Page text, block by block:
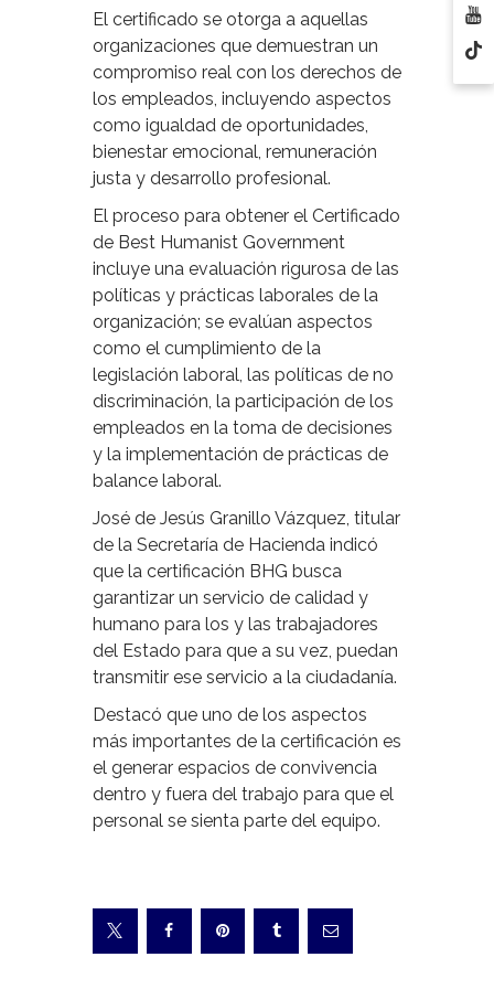
El certificado se otorga a aquellas
organizaciones que demuestran un
compromiso real con los derechos de
los empleados, incluyendo aspectos
como igualdad de oportunidades,
bienestar emocional, remuneración
justa y desarrollo profesional.
El proceso para obtener el Certificado
de Best Humanist Government
incluye una evaluación rigurosa de las
políticas y prácticas laborales de la
organización; se evalúan aspectos
como el cumplimiento de la
legislación laboral, las políticas de no
discriminación, la participación de los
empleados en la toma de decisiones
y la implementación de prácticas de
balance laboral.
José de Jesús Granillo Vázquez, titular
de la Secretaría de Hacienda indicó
que la certificación BHG busca
garantizar un servicio de calidad y
humano para los y las trabajadores
del Estado para que a su vez, puedan
transmitir ese servicio a la ciudadanía.
Destacó que uno de los aspectos
más importantes de la certificación es
el generar espacios de convivencia
dentro y fuera del trabajo para que el
personal se sienta parte del equipo.